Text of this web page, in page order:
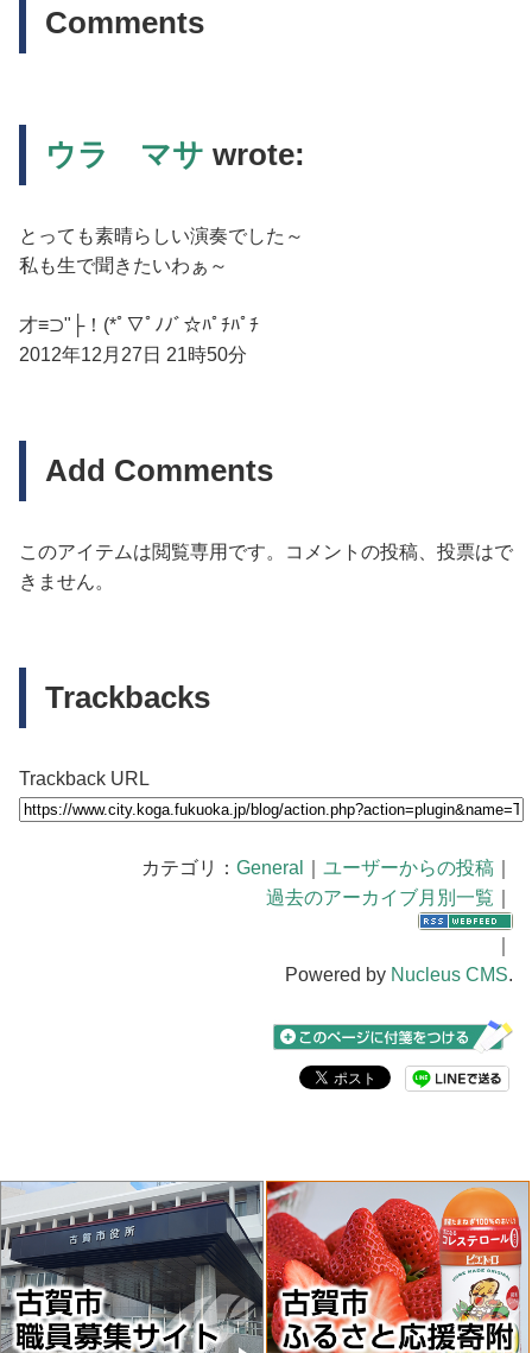
Comments
ウラ マサ wrote:
とっても素晴らしい演奏でした～
私も生で聞きたいわぁ～
才≡⊃"├！(*ﾟ▽ﾟﾉﾉﾞ☆ﾊﾟﾁﾊﾟﾁ
2012年12月27日 21時50分
Add Comments
このアイテムは閲覧専用です。コメントの投稿、投票はで
きません。
Trackbacks
Trackback URL
カテゴリ： General ユーザーからの投稿
過去のアーカイブ月別一覧
Powered by Nucleus CMS.